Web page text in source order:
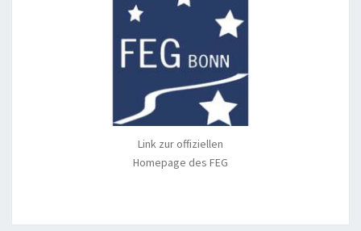
Link zur offiziellen
Homepage des FEG